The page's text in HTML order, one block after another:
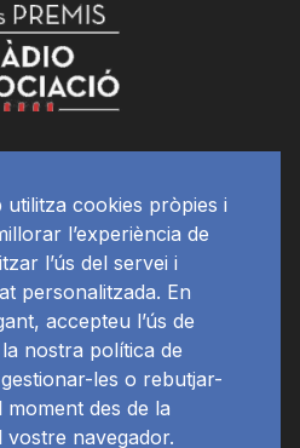
cookies pròpies i
l’experiència de
l’ús del servei i
personalitzada. En
accepteu l’ús de
nostra política de
les o rebutjar-
moment des de la
navegador.